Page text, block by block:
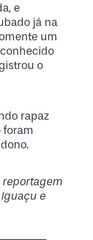
e
já na
um
o
rapaz
foram
reportagem
e